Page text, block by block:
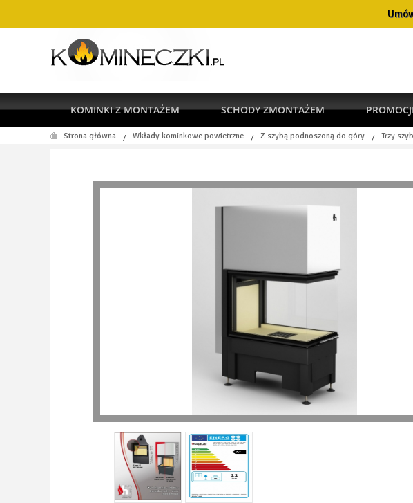
KOMINKI Z MONTAŻEM SCHODY ZMONTAŻEM
RODO
Strona główna / Wkłady kominkowe powietrzne / Z szybą podnoszoną do góry / Trzy